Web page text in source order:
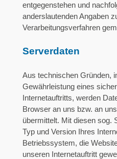
entgegenstehen und
anderslautenden Angaben
Verarbeitungsverfahren
Serverdaten
Aus technischen Gründen,
Gewährleistung eines
Internetauftritts, werden
Browser an uns bzw. an
übermittelt. Mit diesen sog.
Typ und Version Ihres
Betriebssystem, die
unseren Internetauftritt